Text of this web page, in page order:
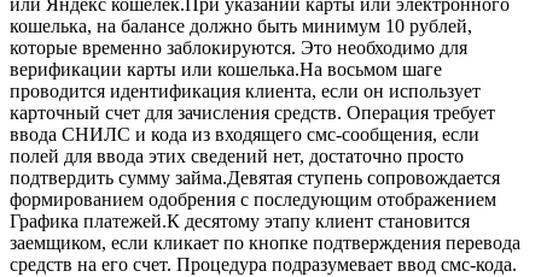
или Яндекс кошелек.При указании карты или электронного
кошелька, на балансе должно быть минимум 10 рублей,
которые временно заблокируются. Это необходимо для
верификации карты или кошелька.На восьмом шаге
проводится идентификация клиента, если он использует
карточный счет для зачисления средств. Операция требует
ввода СНИЛС и кода из входящего смс-сообщения, если
полей для ввода этих сведений нет, достаточно просто
подтвердить сумму займа.Девятая ступень сопровождается
формированием одобрения с последующим отображением
Графика платежей.К десятому этапу клиент становится
заемщиком, если кликает по кнопке подтверждения перевода
средств на его счет. Процедура подразумевает ввод смс-кода.